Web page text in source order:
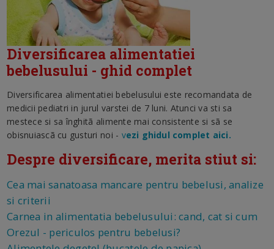
Diversificarea alimentatiei
bebelusului - ghid complet
Diversificarea alimentatiei bebelusului este recomandata de
medicii pediatri in jurul varstei de 7 luni. Atunci va sti sa
mestece si sa înghitã alimente mai consistente si sã se
obisnuiascã cu gusturi noi - vezi ghidul complet aici.
Despre diversificare, merita stiut si:
Cea mai sanatoasa mancare pentru bebelusi, analize
si criterii
Carnea in alimentatia bebelusului: cand, cat si cum
Orezul - periculos pentru bebelusi?